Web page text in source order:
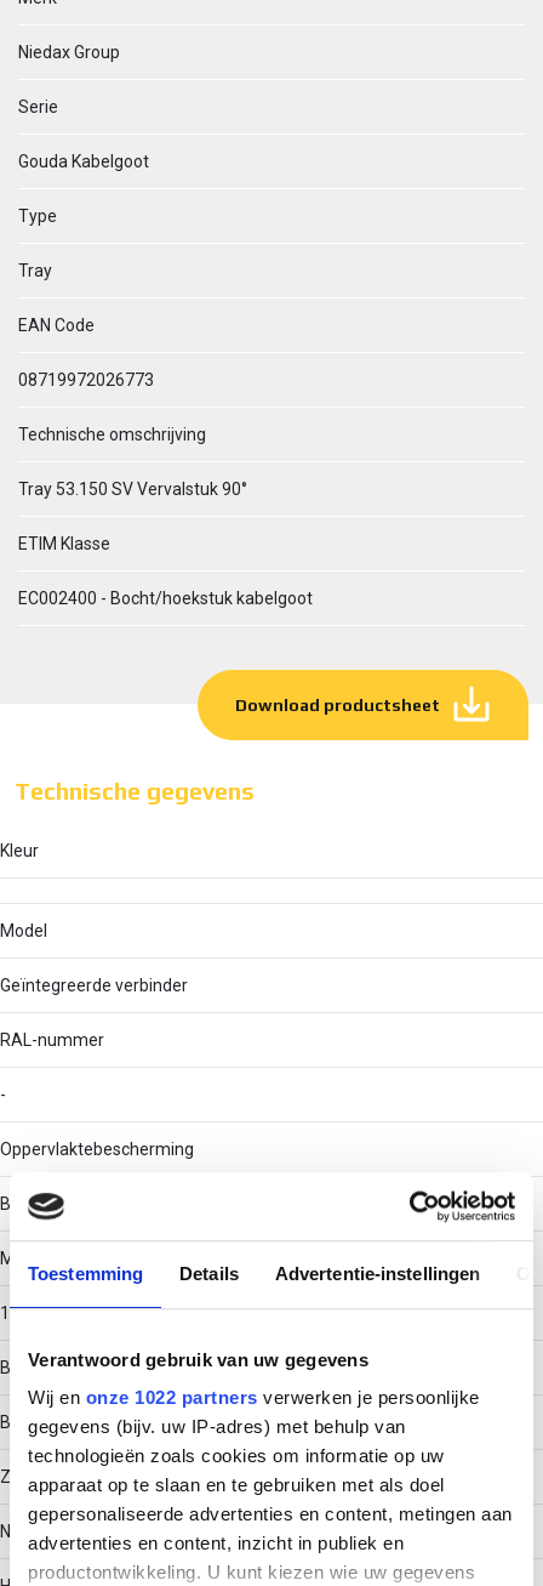
Toestemming Details Advertentie-instellingen
Verantwoord gebruik van uw gegevens
Wij en onze 1022 partners verwerken je persoonlijke
gegevens (bijv. uw IP-adres) met behulp van
technologieën zoals cookies om informatie op uw
apparaat op te slaan en te gebruiken met als doel
gepersonaliseerde advertenties en content, metingen aan
advertenties en content, inzicht in publiek en
productontwikkeling. U kunt kiezen wie uw gegevens
Niedax Group
Serie
Gouda Kabelgoot
Type
Tray
EAN Code
08719972026773
Technische omschrijving
Tray 53.150 SV Vervalstuk 90°
ETIM Klasse
EC002400 - Bocht/hoekstuk kabelgoot
Download productsheet
Technische gegevens
Kleur
Model
Geïntegreerde verbinder
RAL-nummer
-
Oppervlaktebescherming
Bandverzinkt (sendzimir verzinkt)
Materiaaldikte
1
Bouwvorm
Bocht star
Zijperforatie
Nee